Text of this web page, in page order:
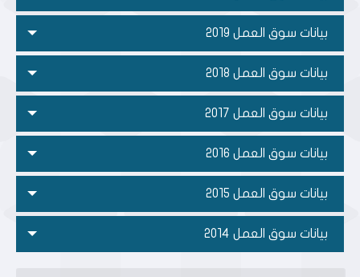
بيانات سوق العمل 2019
بيانات سوق العمل 2018
بيانات سوق العمل 2017
بيانات سوق العمل 2016
بيانات سوق العمل 2015
بيانات سوق العمل 2014